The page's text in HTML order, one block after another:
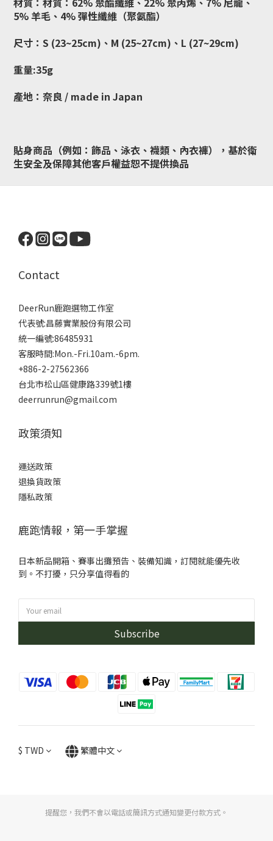
5% 羊毛、4% 彈性纖維（聚氨酯）
尺寸：S (23~25cm)、M (25~27cm)、L (27~29cm)
重量:35g
產地：奈良 / made in Japan
貼身商品（例如：飾品、泳衣、襪類、內衣褲），基於衛
生安全及保障其他客戶權益恕不提供換品
Contact
DeerRun鹿跑選物工作室
代表號:昌藤實業股份有限公司
統一編號:86485931
客服時間:Mon.-Fri.10am.-6pm.
+886-2-27562366
台北市松山區健康路339號1樓
deerrunrun@gmail.com
政策須知
運送政策
退換貨政策
隱私政策
鹿跑情報，第一手掌握
日本新品開箱、賽事出攤預告、裝備知識，訂閱就能優先收
到。不打擾，只分享值得看的
Subscribe
$ TWD 繁體中文
提醒您，我們不會以電話或簡訊方式通知變更付款方式。